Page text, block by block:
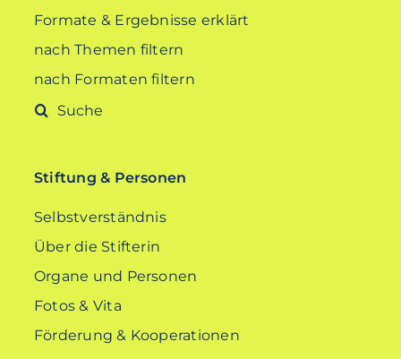
Formate & Ergebnisse erklärt
nach Themen filtern
nach Formaten filtern
Suche
Stiftung & Personen
Selbstverständnis
Über die Stifterin
Organe und Personen
Fotos & Vita
Förderung & Kooperationen